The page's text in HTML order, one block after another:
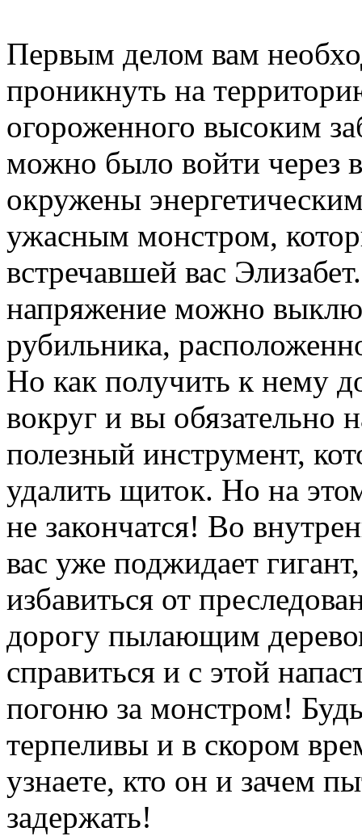
Первым делом вам
проникнуть на
огороженного высоким
можно было войти через
окружены
ужасным монстром,
встречавшей вас
напряжение можно
рубильника,
Но как получить к нему
вокруг и вы обязательно
полезный инструмент,
удалить щиток. Но на
не закончатся! Во
вас уже поджидает
избавиться от
дорогу пылающим
справиться и с этой
погоню за монстром!
терпеливы и в скором
узнаете, кто он и зачем
задержать!